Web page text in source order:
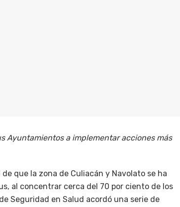
Ayuntamientos a implementar acciones más
que la zona de Culiacán y Navolato se ha
al concentrar cerca del 70 por ciento de los
Seguridad en Salud acordó una serie de